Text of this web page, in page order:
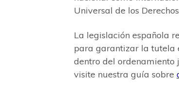
Universal de los
La legislación española
para garantizar la tutela
dentro del ordenamiento
visite nuestra guía sobre